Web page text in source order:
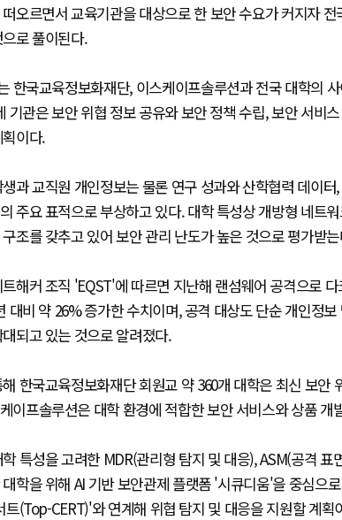
오르면서 교육기관을 대상으로 한 보안 수요가 커지자
로 풀이된다.
한국교육정보화재단, 이스케이프솔루션과 전국 대학의
기관은 보안 위협 정보 공유와 보안 정책 수립, 보안 서비
이다.
과 교직원 개인정보는 물론 연구 성과와 산학협력 데이
주요 표적으로 부상하고 있다. 대학 특성상 개방형 네트
조를 갖추고 있어 보안 관리 난도가 높은 것으로 평가받
해커 조직 'EQST'에 따르면 지난해 랜섬웨어 공격으로
대비 약 26% 증가한 수치이며, 공격 대상도 단순 개인정
되고 있는 것으로 알려졌다.
한국교육정보화재단 회원교 약 360개 대학은 최신 보안
이프솔루션은 대학 환경에 적합한 보안 서비스와 상품 개
특성을 고려한 MDR(관리형 탐지 및 대응), ASM(공격
학을 위해 AI 기반 보안관제 플랫폼 '시큐디움'을 중심으
트(Top-CERT)'와 연계해 위협 탐지 및 대응을 지원할 계획